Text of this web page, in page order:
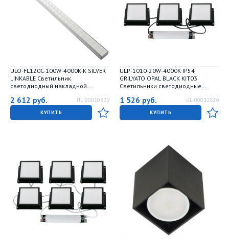
ULO-FL120C-100W-4000K-K SILVER
LINKABLE Светильник
светодиодный накладной.
Корпус серебристый. Угол 120
градусов. ТМ Uniel
2 612 руб. UL-00010829
КУПИТЬ
ULP-1010-20W-4000K IP54
GRILYATO OPAL BLACK KIT03
Светильники светодиодные
комплект из 3 штук. Белый свет
4000K. 1800Лм. Для ячеек
100x100мм. Корпус черный. В
1 526 руб. UL-00012836
КУПИТЬ